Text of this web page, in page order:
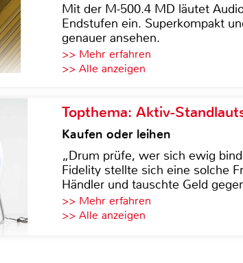
Mit der M-500.4 MD läutet
Endstufen ein. Superkompakt
genauer ansehen.
>> Mehr erfahren
>> Alle anzeigen
Topthema: Aktiv-
Kaufen oder leihen
„Drum prüfe, wer sich ewig
Fidelity stellte sich eine solche
Händler und tauschte Geld
>> Mehr erfahren
>> Alle anzeigen